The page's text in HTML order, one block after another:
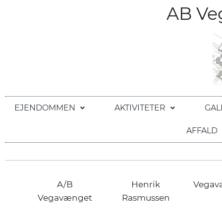
AB
EJENDOMMEN AKTIVITETER
AFFALD
A/B
Vegavænget
Henrik
Rasmussen